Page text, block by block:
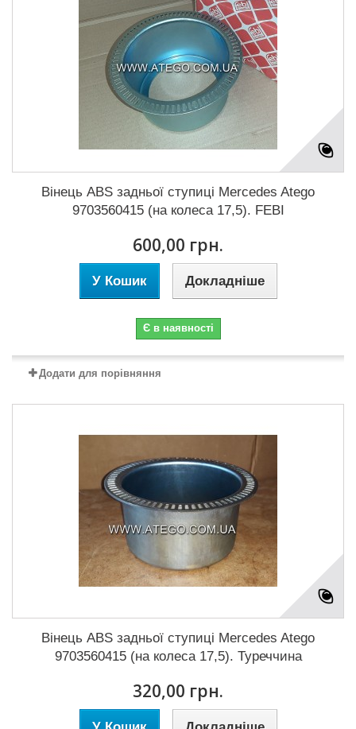
Вінець ABS задньої ступиці Mercedes Atego
9703560415 (на колеса 17,5). FEBI
600,00 грн.
У Кошик Докладніше
Є в наявності
Додати для порівняння
Вінець ABS задньої ступиці Mercedes Atego
9703560415 (на колеса 17,5). Туреччина
320,00 грн.